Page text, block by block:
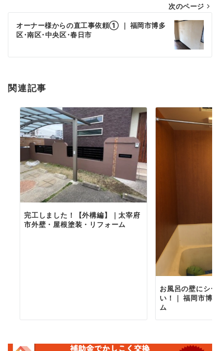
ビ
ゲ
シ
ン
次のページ
オーナー様からの直工事依頼① ｜ 福岡市博多
区･南区･中央区･春日市
関連記事
完工しました！【外構編】｜太宰府
市外壁・屋根塗装・リフォーム
お風呂の壁にシ
い！｜ 福岡市博
ム